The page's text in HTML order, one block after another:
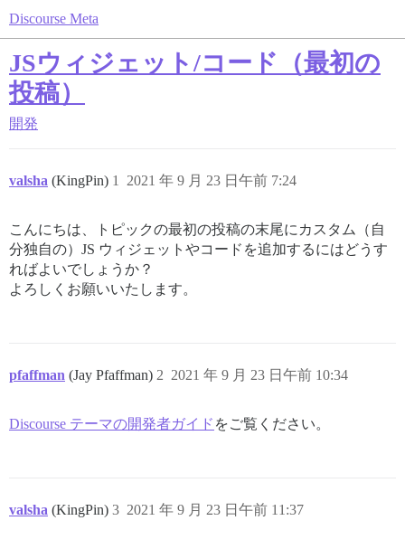
Discourse Meta
JSウィジェット/コード（最初の
投稿）
開発
valsha (KingPin) 2021 年 9 月 23 日午前 7:24
1
こんにちは、トピックの最初の投稿の末尾にカスタム（自
分独自の）JS ウィジェットやコードを追加するにはどうす
ればよいでしょうか？
よろしくお願いいたします。
pfaffman (Jay Pfaffman) 2021 年 9 月 23 日午前 10:34
2
Discourse テーマの開発者ガイド をご覧ください。
valsha (KingPin) 2021 年 9 月 23 日午前 11:37
3